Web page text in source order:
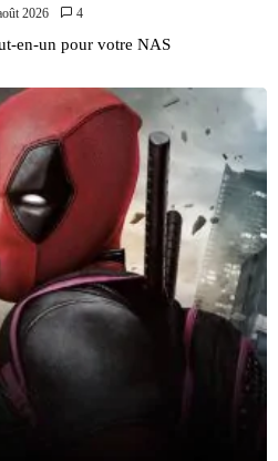
2026 4
en-un pour votre NAS